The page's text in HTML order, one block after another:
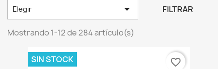
Elegir  FILTRAR
Mostrando 1-12 de 284 artículo(s)
SIN STOCK favorite_border